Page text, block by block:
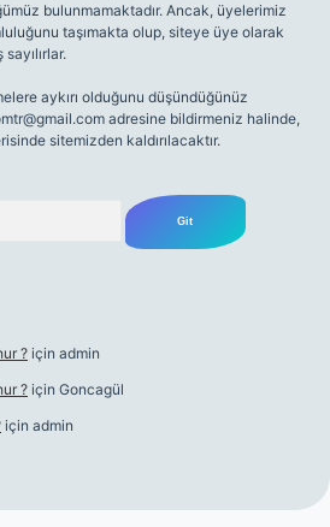
bulunmamaktadır. Ancak, üyelerimiz
taşımakta olup, siteye üye olarak
aykırı olduğunu düşündüğünüz
adresine bildirmeniz halinde,
sitemizden kaldırılacaktır.
? için admin
? için Goncagül
için admin